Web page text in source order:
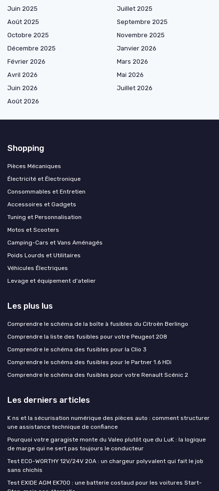
Juin 2025
Juillet 2025
Août 2025
Septembre 2025
Octobre 2025
Novembre 2025
Décembre 2025
Janvier 2026
Février 2026
Mars 2026
Avril 2026
Mai 2026
Juin 2026
Juillet 2026
Août 2026
Shopping
Pièces Mécaniques
Électricité et Électronique
Consommables et Entretien
Accessoires et Gadgets
Tuning et Personnalisation
Motos et Scooters
Camping-Cars et Vans Aménagés
Poids Lourds et Utilitaires
Véhicules Électriques
Levage et équipement d'atelier
Les plus lus
Comprendre le schéma de la boîte à fusibles du Citroën Berlingo
Comprendre la liste des fusibles pour votre Peugeot 208
Comprendre le schéma des fusibles pour la Clio 3
Comprendre le schéma des fusibles pour le Partner 1.6 HDi
Comprendre le schéma des fusibles pour votre Renault Scénic 2
Les derniers articles
K ns et la sécurisation numérique des pièces auto : comment structurer
une assistance technique de confiance
Pourquoi votre garagiste monte du Valeo plutôt que du LuK : la logique
de marge qui ne sert pas toujours le conducteur
Test ECO-WORTHY 12V/24V 20A : un chargeur polyvalent qui fait le job
sans chichis
Test EXIDE AGM EK700 : une batterie costaud pour les voitures Start-